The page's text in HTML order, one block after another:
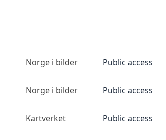
Norge i bilder Public access
Norge i bilder Public access
Kartverket Public access